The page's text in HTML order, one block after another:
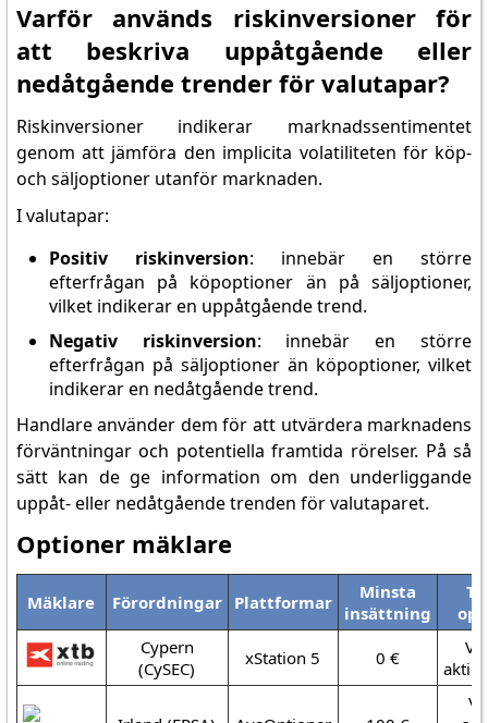
Varför används riskinversioner för
att beskriva uppåtgående eller
nedåtgående trender för valutapar?
Riskinversioner indikerar marknadssentimentet
genom att jämföra den implicita volatiliteten för köp-
och säljoptioner utanför marknaden.
I valutapar:
Positiv riskinversion: innebär en större
efterfrågan på köpoptioner än på säljoptioner,
vilket indikerar en uppåtgående trend.
Negativ riskinversion: innebär en större
efterfrågan på säljoptioner än köpoptioner, vilket
indikerar en nedåtgående trend.
Handlare använder dem för att utvärdera marknadens
förväntningar och potentiella framtida rörelser. På så
sätt kan de ge information om den underliggande
uppåt- eller nedåtgående trenden för valutaparet.
Optioner mäklare
Mäklare Förordningar Plattformar
Minsta
insättning
Cypern
(CySEC)
xStation 5 0 €